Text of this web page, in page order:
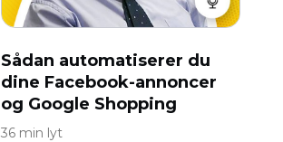
Sådan automatiserer du
dine Facebook-annoncer
og Google Shopping
36 min lyt